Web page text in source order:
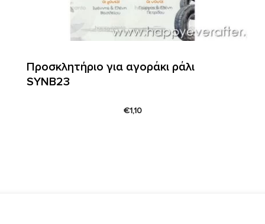
Προσκλητήριο για αγοράκι ράλι
SYNΒ23
€1,10